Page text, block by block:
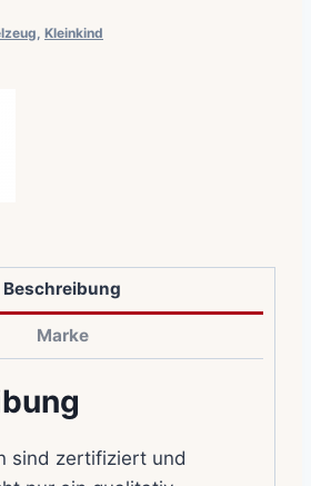
Kleinkind
Beschreibung
Marke
sind zertifiziert und